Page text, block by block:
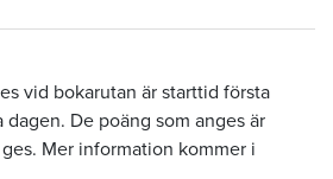
vid bokarutan är starttid första
De poäng som anges är
Mer information kommer i